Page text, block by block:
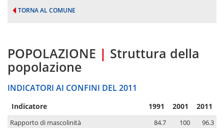
TORNA AL COMUNE
POPOLAZIONE | Struttura della
popolazione
INDICATORI AI CONFINI DEL 2011
Indicatore 1991 2001 2011
Rapporto di mascolinità 84.7 100
96.3